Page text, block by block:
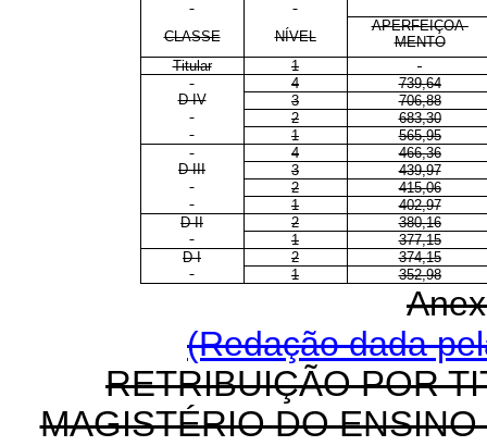
CLASSE NÍVEL
APERFEIÇOA-
MENTO
Titular
1
4
739,64
D IV
3
706,88
2
683,30
1
565,95
4
466,36
D III
3
439,97
2
415,06
1
402,97
D II
2
380,16
1
377,15
D I
2
374,15
1
352,98
(Redação dada
RETRIBUIÇÃO POR
MAGISTÉRIO DO